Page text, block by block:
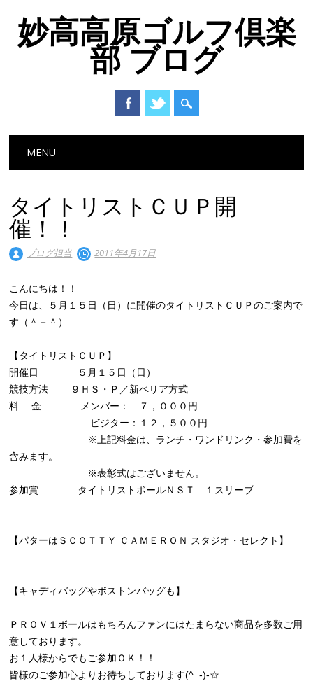
妙高高原ゴルフ倶楽
部 ブログ
Main menu
MENU
タイトリストＣＵＰ開
催！！
ブログ担当 2011年4月17日
こんにちは！！
今日は、５月１５日（日）に開催のタイトリストＣＵＰのご案内で
す（＾－＾）
【タイトリストＣＵＰ】
開催日 ５月１５日（日）
競技方法 ９ＨＳ・Ｐ／新ペリア方式
料 金 メンバー： ７，０００円
ビジター：１２，５００円
※上記料金は、ランチ・ワンドリンク・参加費を
含みます。
※表彰式はございません。
参加賞 タイトリストボールＮＳＴ １スリーブ
【パターはＳＣＯＴＴＹ ＣＡＭＥＲＯＮ スタジオ・セレクト】
【キャディバッグやボストンバッグも】
ＰＲＯＶ１ボールはもちろんファンにはたまらない商品を多数ご用
意しております。
お１人様からでもご参加ＯＫ！！
皆様のご参加心よりお待ちしております(^_-)-☆